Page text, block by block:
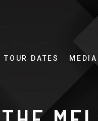
DATES MEDIA